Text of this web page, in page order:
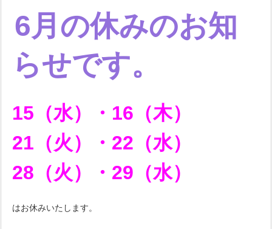
6月の休みのお知
らせです。
15（水）・16（木）
21（火）・22（水）
28（火）・29（水）
はお休みいたします。